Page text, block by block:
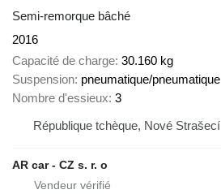
Semi-remorque bâché
2016
Capacité de charge 30.160 kg
Suspension pneumatique/pneumatique
Nombre d'essieux 3
République tchèque, Nové Strašecí
AR car - CZ s. r. o